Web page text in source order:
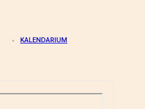
KALENDARIUM